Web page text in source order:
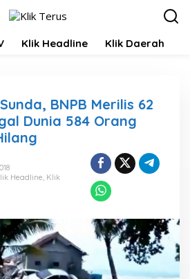
Klik Headline Klik Daerah
BNPB Merilis 62
Dunia 584 Orang
Headline, Klik